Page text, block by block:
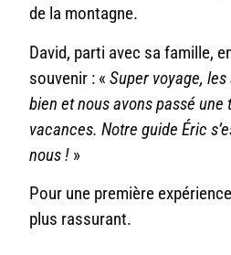
de la montagne.
David, parti avec sa famille,
souvenir : « Super voyage,
bien et nous avons passé
vacances. Notre guide Éric
nous ! »
Pour une première
plus rassurant.